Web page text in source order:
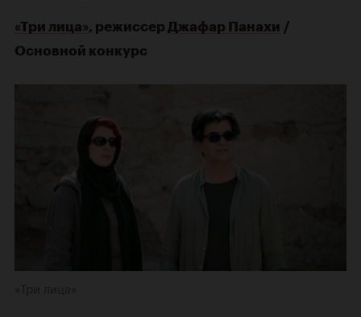
«Три лица», режиссер Джафар Панахи /
Основной конкурс